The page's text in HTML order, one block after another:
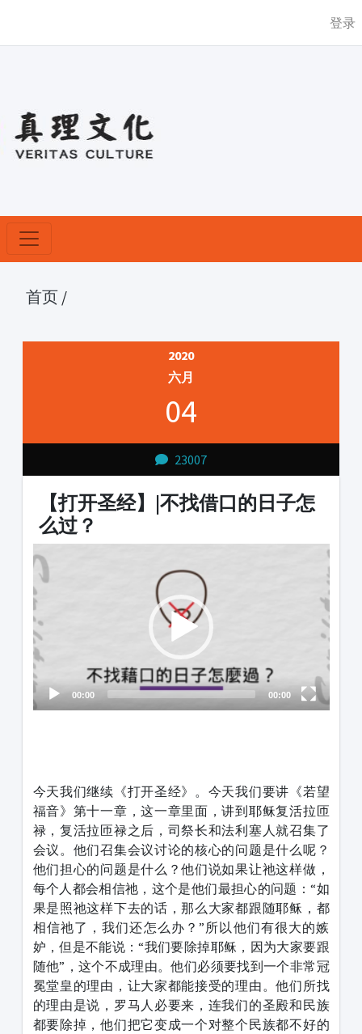
登录
首页 /
2020
六月
04
23007
【打开圣经】|不找借口的日子怎
么过？
Video
Player
00:00 00:00
今天我们继续《打开圣经》。今天我们要讲《若望
福音》第十一章，这一章里面，讲到耶稣复活拉匝
禄，复活拉匝禄之后，司祭长和法利塞人就召集了
会议。他们召集会议讨论的核心的问题是什么呢？
他们担心的问题是什么？他们说如果让祂这样做，
每个人都会相信祂，这个是他们最担心的问题：“如
果是照祂这样下去的话，那么大家都跟随耶稣，都
相信祂了，我们还怎么办？”所以他们有很大的嫉
妒，但是不能说：“我们要除掉耶稣，因为大家要跟
随他”，这个不成理由。他们必须要找到一个非常冠
冕堂皇的理由，让大家都能接受的理由。他们所找
的理由是说，罗马人必要来，连我们的圣殿和民族
都要除掉，他们把它变成一个对整个民族都不好的